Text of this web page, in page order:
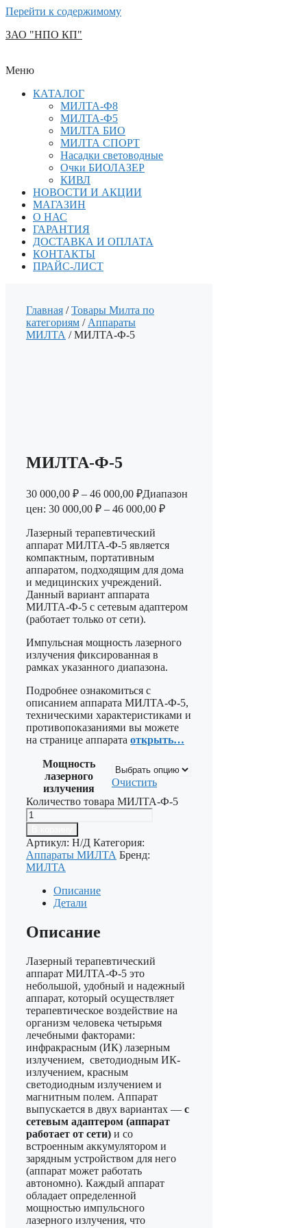
Перейти к содержимому
ЗАО "НПО КП"
Меню
КАТАЛОГ
МИЛТА-Ф8
МИЛТА-Ф5
МИЛТА БИО
МИЛТА СПОРТ
Насадки световодные
Очки БИОЛАЗЕР
КИВЛ
НОВОСТИ И АКЦИИ
МАГАЗИН
О НАС
ГАРАНТИЯ
ДОСТАВКА И ОПЛАТА
КОНТАКТЫ
ПРАЙС-ЛИСТ
Главная /Товары Милта по
категориям / Аппараты
МИЛТА / МИЛТА-Ф-5
МИЛТА-Ф-5
30 000,00 ₽ – 46 000,00 ₽Диапазон
цен: 30 000,00 ₽ – 46 000,00 ₽
Лазерный терапевтический
аппарат МИЛТА-Ф-5 является
компактным, портативным
аппаратом, подходящим для дома
и медицинских учреждений.
Данный вариант аппарата
МИЛТА-Ф-5 с сетевым адаптером
(работает только от сети).
Импульсная мощность лазерного
излучения фиксированная в
рамках указанного диапазона.
Подробнее ознакомиться с
описанием аппарата МИЛТА-Ф-5,
техническими характеристиками и
противопоказаниями вы можете
на странице аппарата открыть…
Мощность
лазерного
излучения
Очистить
Количество товара МИЛТА-Ф-5
Артикул: Н/Д Категория:
Аппараты МИЛТА Бренд:
МИЛТА
Описание
Детали
Описание
Лазерный терапевтический
аппарат МИЛТА-Ф-5 это
небольшой, удобный и надежный
аппарат, который осуществляет
терапевтическое воздействие на
организм человека четырьмя
лечебными факторами:
инфракрасным (ИК) лазерным
излучением, светодиодным ИК-
излучением, красным
светодиодным излучением и
магнитным полем. Аппарат
выпускается в двух вариантах — с
сетевым адаптером (аппарат
работает от сети) и со
встроенным аккумулятором и
зарядным устройством для него
(аппарат может работать
автономно). Каждый аппарат
обладает определенной
мощностью импульсного
лазерного излучения, что